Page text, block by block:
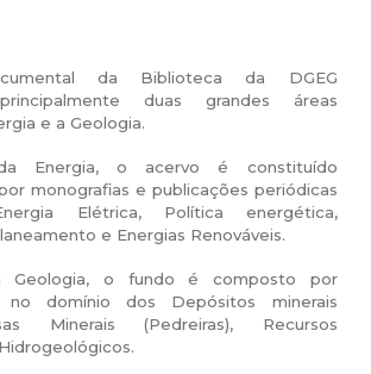
da Biblioteca da DGEG
duas grandes áreas
e a Geologia.
Energia, o acervo é constituído
monografias e publicações periódicas
Elétrica, Política energética,
e Energias Renováveis.
Geologia, o fundo é composto por
no domínio dos Depósitos minerais
Minerais (Pedreiras), Recursos